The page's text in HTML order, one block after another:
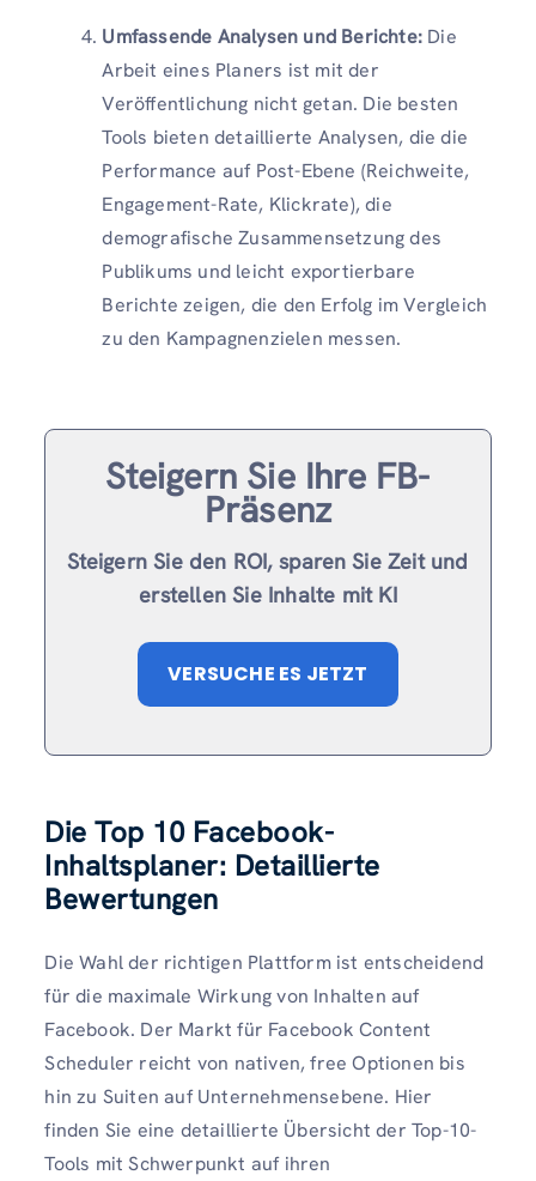
Umfassende Analysen und Berichte: Die
Arbeit eines Planers ist mit der
Veröffentlichung nicht getan. Die besten
Tools bieten detaillierte Analysen, die die
Performance auf Post-Ebene (Reichweite,
Engagement-Rate, Klickrate), die
demografische Zusammensetzung des
Publikums und leicht exportierbare
Berichte zeigen, die den Erfolg im Vergleich
zu den Kampagnenzielen messen.
Steigern Sie Ihre FB-
Präsenz
Steigern Sie den ROI, sparen Sie Zeit und
erstellen Sie Inhalte mit KI
VERSUCHE ES JETZT
Die Top 10 Facebook-
Inhaltsplaner: Detaillierte
Bewertungen
Die Wahl der richtigen Plattform ist entscheidend
für die maximale Wirkung von Inhalten auf
Facebook. Der Markt für Facebook Content
Scheduler reicht von nativen, free Optionen bis
hin zu Suiten auf Unternehmensebene. Hier
finden Sie eine detaillierte Übersicht der Top-10-
Tools mit Schwerpunkt auf ihren